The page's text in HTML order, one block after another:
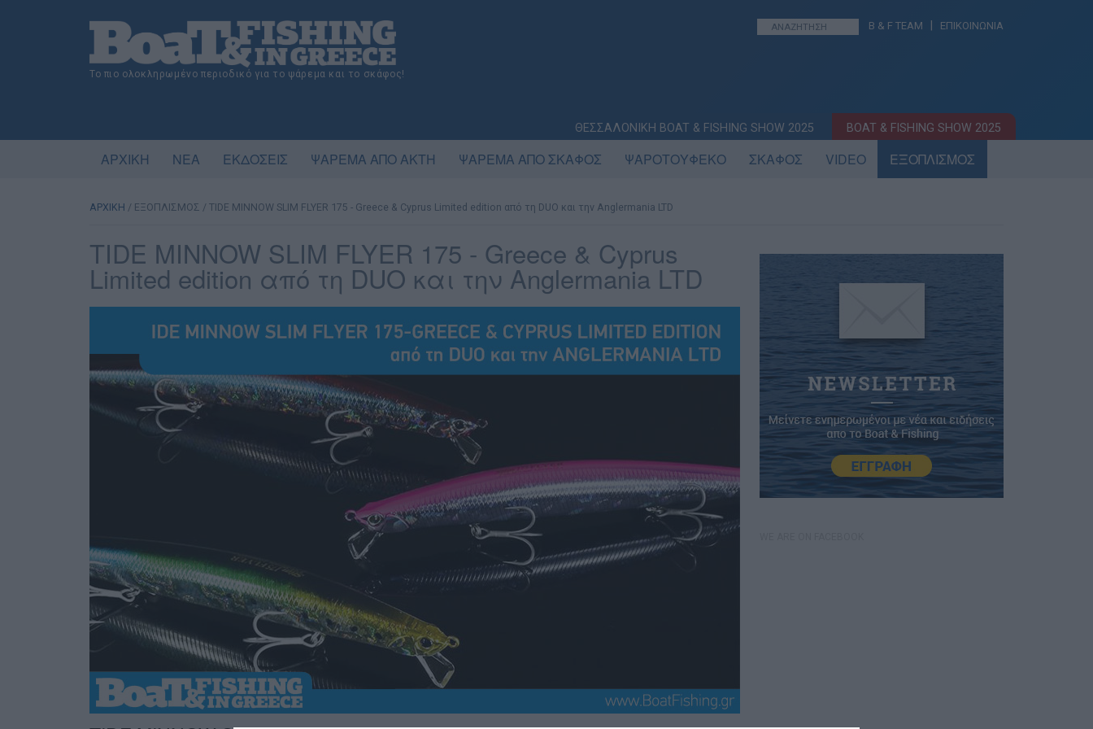
Το πιο ολοκληρωμένο περιοδικό για το ψάρεμα και το σκάφος!
B & F TEAM ΕΠΙΚΟΙΝΩΝΙΑ
ΘΕΣΣΑΛΟΝΙΚΗ BOAT & FISHING SHOW 2025 BOAT & FISHING SHOW 2025
ΑΡΧΙΚΗ ΝΕΑ ΕΚΔΟΣΕΙΣ ΨΑΡΕΜΑ ΑΠΟ ΑΚΤΗ ΨΑΡΕΜΑ ΑΠΟ ΣΚΑΦΟΣ ΨΑΡΟΤΟΥΦΕΚΟ ΣΚΑΦΟΣ VIDEO ΕΞΟΠΛΙΣΜΟΣ
ΑΡΧΙΚΗ / ΕΞΟΠΛΙΣΜΟΣ / TIDE MINNOW SLIM FLYER 175 - Greece & Cyprus Limited edition από τη DUO και την Anglermania LTD
TIDE MINNOW SLIM FLYER 175 - Greece & Cyprus
Limited edition από τη DUO και την Anglermania LTD